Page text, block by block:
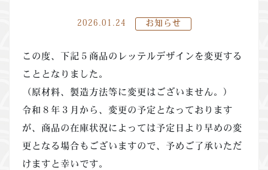
2026.01.24 お知らせ
この度、下記５商品のレッテルデザインを変更する
こととなりました。
（原材料、製造方法等に変更はございません。）
令和８年３月から、変更の予定となっております
が、商品の在庫状況によっては予定日より早めの変
更となる場合もございますので、予めご了承いただ
けますと幸いです。